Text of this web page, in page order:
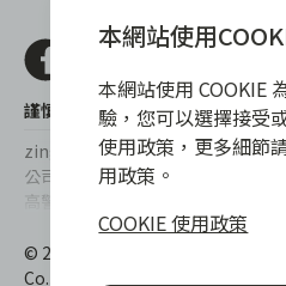
謹慎衡量自身財務狀況，理性理財
zingala銀角零卡/仲信資融沒有代
公司合作，更不會要求您提供實體
高警覺，勿受騙上當！
提醒您，消費前請審慎評估財務狀
百分率區間為0%~15.9%，實際費
© 2022 仲信資融股份有限公司
Co., Ltd. All Rights Reserved.
本網站使用
本網站使用 COOKIE
驗，您可以選擇接受
使用政策，更多細節
用政策。
COOKIE 使用政策